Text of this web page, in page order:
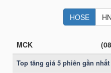
SỨC
KHỎE